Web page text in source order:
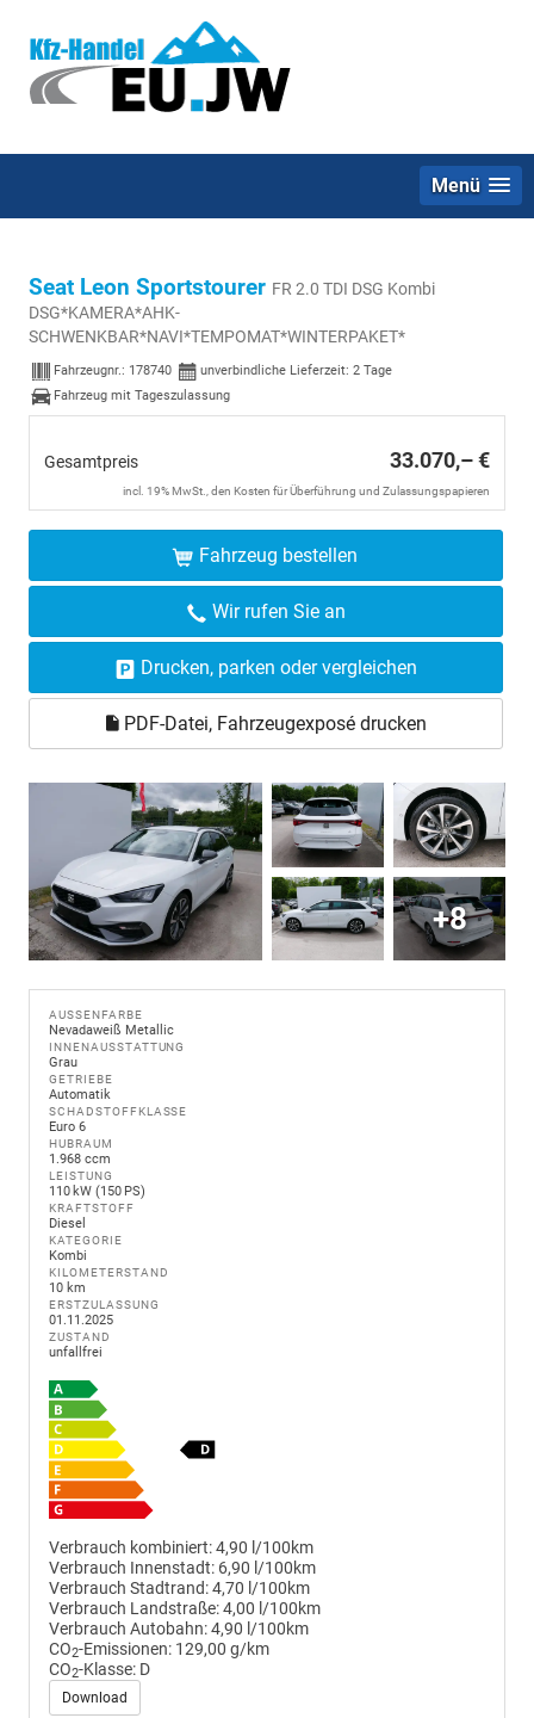
Menü
Seat Leon Sportstourer FR 2.0 TDI DSG Kombi
DSG*KAMERA*AHK-
SCHWENKBAR*NAVI*TEMPOMAT*WINTERPAKET*
Fahrzeugnr.: 178740 unverbindliche Lieferzeit: 2 Tage
Fahrzeug mit Tageszulassung
Gesamtpreis 33.070,– €
incl. 19% MwSt., den Kosten für Überführung und Zulassungspapieren
Fahrzeug bestellen
Wir rufen Sie an
Drucken, parken oder vergleichen
PDF-Datei, Fahrzeugexposé drucken
+8
AUSSENFARBE
Nevadaweiß Metallic
INNENAUSSTATTUNG
Grau
GETRIEBE
Automatik
SCHADSTOFFKLASSE
Euro 6
HUBRAUM
1.968 ccm
LEISTUNG
110 kW (150 PS)
KRAFTSTOFF
Diesel
KATEGORIE
Kombi
KILOMETERSTAND
10 km
ERSTZULASSUNG
01.11.2025
ZUSTAND
unfallfrei
Verbrauch kombiniert:4,90 l/100km
Verbrauch Innenstadt: 6,90 l/100km
Verbrauch Stadtrand:4,70 l/100km
Verbrauch Landstraße:4,00 l/100km
Verbrauch Autobahn:4,90 l/100km
CO2-Emissionen: 129,00 g/km
CO2-Klasse: D
Download